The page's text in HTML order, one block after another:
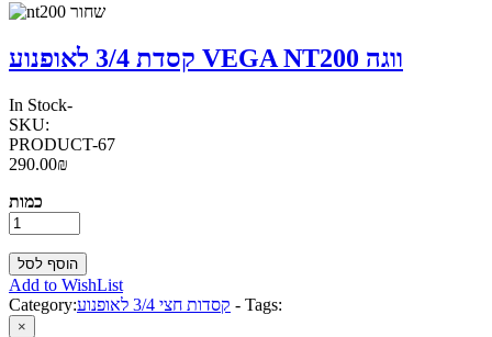
קסדת 3/4 לאופנוע VEGA NT200 ווגה
In Stock-
SKU:
PRODUCT-67
290.00₪
כמות
Add to WishList
Category:
קסדות חצי 3/4 לאופנוע - Tags:
×